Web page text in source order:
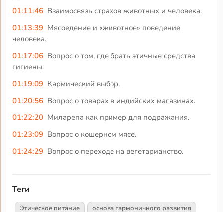
01:11:46 Взаимосвязь страхов животных и человека.
01:13:39 Мясоедение и «животное» поведение
человека.
01:17:06 Вопрос о том, где брать этичные средства
гигиены.
01:19:09 Кармический выбор.
01:20:56 Вопрос о товарах в индийских магазинах.
01:22:20 Миларепа как пример для подражания.
01:23:09 Вопрос о кошерном мясе.
01:24:29 Вопрос о переходе на вегетарианство.
Теги
Этическое питание основа гармоничного развития